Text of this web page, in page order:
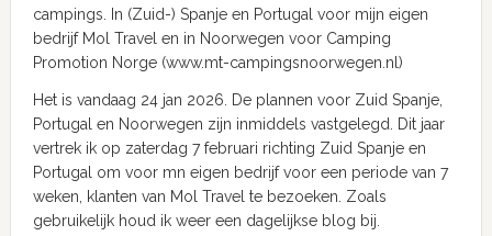
campings. In (Zuid-) Spanje en Portugal voor mijn eigen
bedrijf Mol Travel en in Noorwegen voor Camping
Promotion Norge (www.mt-campingsnoorwegen.nl)
Het is vandaag 24 jan 2026. De plannen voor Zuid Spanje,
Portugal en Noorwegen zijn inmiddels vastgelegd. Dit jaar
vertrek ik op zaterdag 7 februari richting Zuid Spanje en
Portugal om voor mn eigen bedrijf voor een periode van 7
weken, klanten van Mol Travel te bezoeken. Zoals
gebruikelijk houd ik weer een dagelijkse blog bij.